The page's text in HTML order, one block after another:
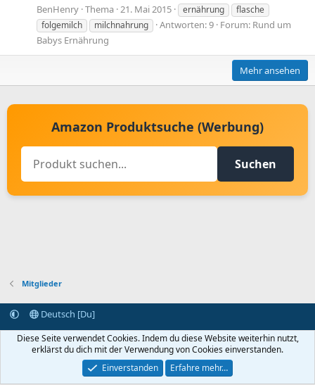
BenHenry Thema 21. Mai 2015 ernährung
flasche
folgemilch
milchnahrung Antworten: 9 Forum: Rund um
Babys Ernährung
Mehr ansehen
Amazon Produktsuche (Werbung)
Suchen
Mitglieder
Deutsch [Du]
Kontakt aufnehmen
Bedingungen und Regeln
Datenschutz
Startseite
R
S
Community platform by XenForo® © 2010-2024 XenForo Ltd.
Diese Seite verwendet Cookies. Indem du diese Website weiterhin nutzt,
erklärst du dich mit der Verwendung von Cookies einverstanden.
Einverstanden
Erfahre mehr…